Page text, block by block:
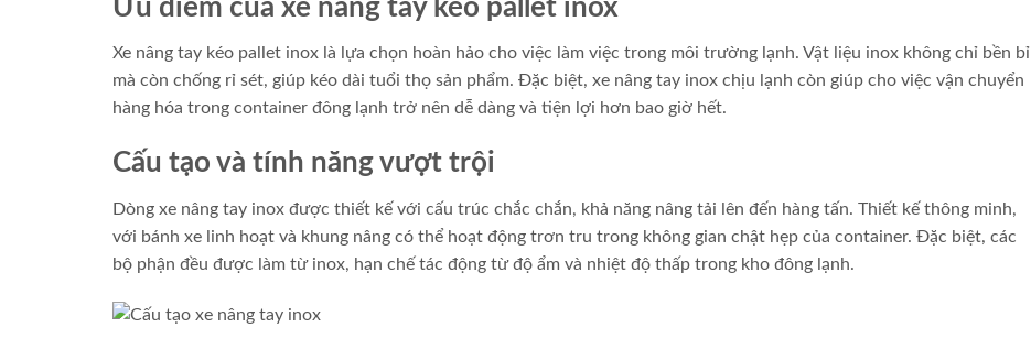
Ưu điểm của xe nâng tay kéo pallet inox
Xe nâng tay kéo pallet inox là lựa chọn hoàn hảo cho việc làm việc trong môi trường lạnh. Vật liệu inox không chỉ bền bỉ
mà còn chống rỉ sét, giúp kéo dài tuổi thọ sản phẩm. Đặc biệt, xe nâng tay inox chịu lạnh còn giúp cho việc vận chuyển
hàng hóa trong container đông lạnh trở nên dễ dàng và tiện lợi hơn bao giờ hết.
Cấu tạo và tính năng vượt trội
Dòng xe nâng tay inox được thiết kế với cấu trúc chắc chắn, khả năng nâng tải lên đến hàng tấn. Thiết kế thông minh,
với bánh xe linh hoạt và khung nâng có thể hoạt động trơn tru trong không gian chật hẹp của container. Đặc biệt, các
bộ phận đều được làm từ inox, hạn chế tác động từ độ ẩm và nhiệt độ thấp trong kho đông lạnh.